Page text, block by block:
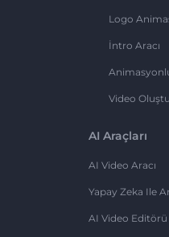
Logo
İntro Aracı
Video
AI Araçları
AI Video Aracı
Yapay Zeka Ile
AI Video Editörü